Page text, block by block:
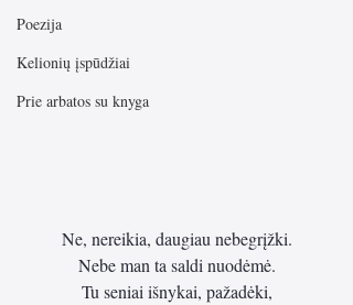
Poezija
Kelionių įspūdžiai
Prie arbatos su knyga
Ne, nereikia, daugiau nebegrįžki.
Nebe man ta saldi nuodėmė.
Tu seniai išnykai, pažadėki,